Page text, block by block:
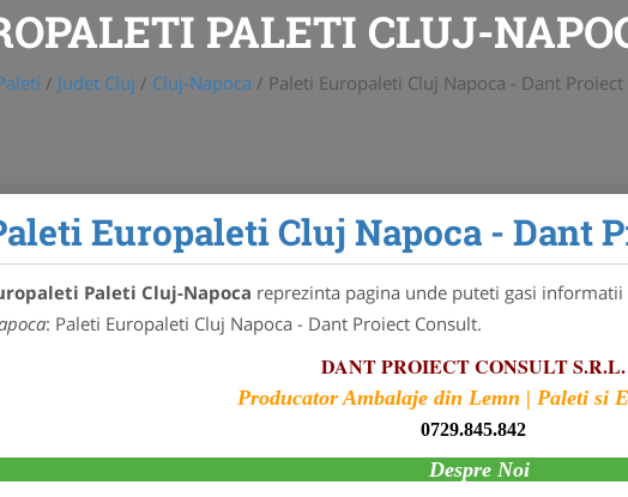
PALETI CLUJ-
/ Judet Cluj / Cluj-Napoca / Paleti Europaleti Cluj Napoca - Dant
Europaleti Cluj Napoca - Dant
Paleti Cluj-Napoca reprezinta pagina unde puteti gasi
: Paleti Europaleti Cluj Napoca - Dant Proiect Consult.
DANT PROIECT CONSULT S.R.L.
Producator Ambalaje din Lemn | Paleti si
0729.845.842
Despre Noi